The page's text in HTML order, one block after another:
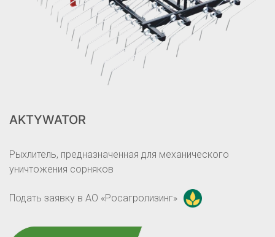
AKTYWATOR
Рыхлитель, предназначенная для механического
уничтожения сорняков
Подать заявку в АО «Росагролизинг»